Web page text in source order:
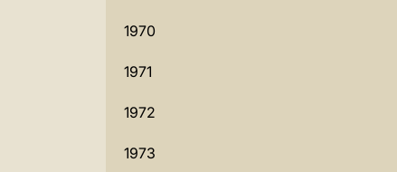
1970
1971
1972
1973